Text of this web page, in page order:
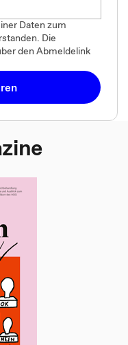
Daten zum
Die
den Abmeldelink